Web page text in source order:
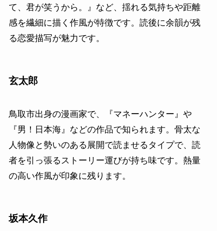
て、君が笑うから。』など、揺れる気持ちや距離
感を繊細に描く作風が特徴です。読後に余韻が残
る恋愛描写が魅力です。
玄太郎
鳥取市出身の漫画家で、『マネーハンター』や
『男！日本海』などの作品で知られます。骨太な
人物像と勢いのある展開で読ませるタイプで、読
者を引っ張るストーリー運びが持ち味です。熱量
の高い作風が印象に残ります。
坂本久作